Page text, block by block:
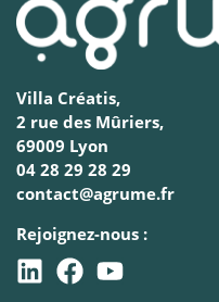
Villa Créatis,
2 rue des Mûriers,
69009 Lyon
04 28 29 28 29
contact@agrume.fr
Rejoignez-nous :